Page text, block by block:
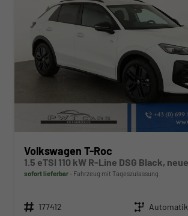
Volkswagen T-Roc
sofort lieferbar Fahrzeug mit Tageszulassung
Fahrzeugnr. 177412 Getriebe Automatik